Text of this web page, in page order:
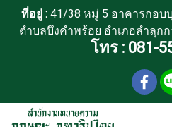
ที่อยู่ :41/38 หมู่ 5 อาคารกอบ
ตำบลบึงคำพร้อย อำเภอลำลุก
โทร : 081-